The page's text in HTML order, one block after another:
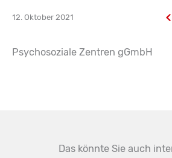
12. Oktober 2021
Psychosoziale Zentren gGmbH
Das könnte Sie auch